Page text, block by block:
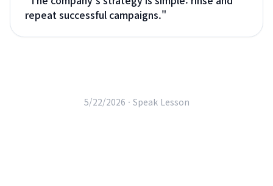
repeat successful campaigns."
5/22/2026 · Speak Lesson